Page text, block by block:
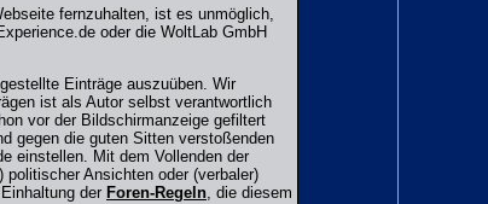
fernzuhalten, ist es unmöglich,
oder die WoltLab GmbH
Einträge auszuüben. Wir
ist als Autor selbst verantwortlich
vor der Bildschirmanzeige gefiltert
gegen die guten Sitten verstoßenden
einstellen. Mit dem Vollenden der
Ansichten oder (verbaler)
der Foren-Regeln, die diesem